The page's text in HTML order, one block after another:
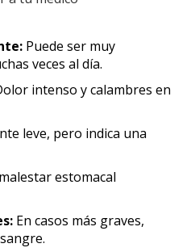
Puede ser muy
veces al día.
intenso y calambres en
leve, pero indica una
estomacal
En casos más graves,